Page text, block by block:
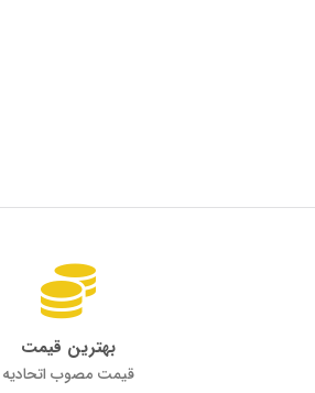
بهترین قیمت
قیمت مصوب اتحادیه